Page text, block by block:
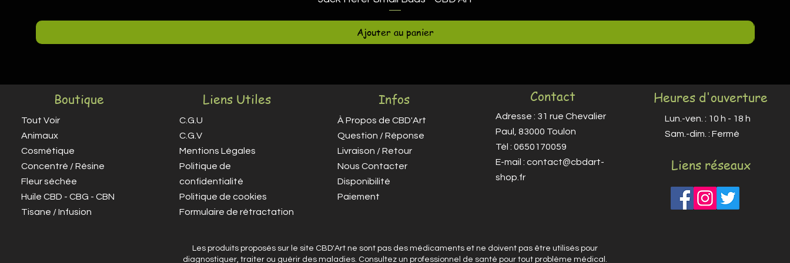
Ajouter au panier
Boutique
Tout Voir
Animaux
Cosmétique
Concentré / Résine
Fleur séchée
Huile CBD - CBG - CBN
Tisane / Infusion
Liens Utiles
C.G.U
C.G.V
Mentions Légales
Politique de
confidentialité
Politique de cookies
Formulaire de rétractation
Infos
À Propos de CBD'Art
Question / Réponse
Livraison / Retour
Nous Contacter
Disponibilité
Paiement
Contact
Adresse : 31 rue Chevalier
Paul, 83000 Toulon
Tél : 0650170059
E-mail : contact@cbdart-
shop.fr
Heures d'ouverture
Lun.-ven. : 10 h - 18 h
​​Sam.-dim. : Fermé
Liens réseaux
Les produits proposés sur le site CBD'Art ne sont pas des médicaments et ne doivent pas être utilisés pour
diagnostiquer, traiter ou guérir des maladies. Consultez un professionnel de santé pour tout problème médical.